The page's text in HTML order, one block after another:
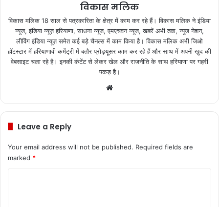
विकास मलिक
विकास मलिक 18 साल से पत्रकारिता के क्षेत्र में काम कर रहे हैं। विकास मलिक ने इंडिया
न्यूज, इंडिया न्यूज़ हरियाणा, साधना न्यूज, एमएचवन न्यूज, खबरें अभी तक, न्यूज नेशन,
लीविंग इंडिया न्यूज़ समेत कई बड़े चैनल्स में काम किया है। विकास मलिक अभी जिओ
हॉटस्टार में हरियाणावी कमेंट्री में बतौर प्रोड्यूसर काम कर रहे हैं और साथ में अपनी खुद की
वेबसाइट चला रहे है। इनकी कंटेंट से लेकर खेल और राजनीति के साथ हरियाणा पर गहरी
पकड़ है।
te
Leave a Reply
Your email address will not be published. Required fields are
marked *